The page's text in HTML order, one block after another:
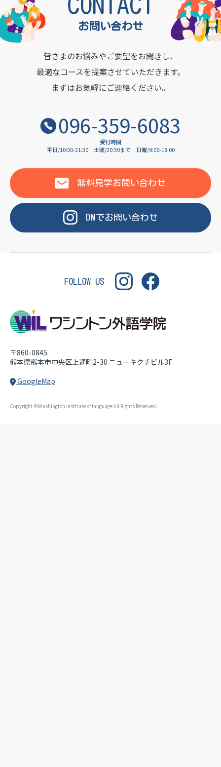
WASHINGTON
お問い合わせ
CONTACT
皆さまのお悩みやご要望をお聞きし、
最適なコースを提案させていただきます。
まずはお気軽にご連絡ください。
096-359-6083
受付時間
平日/10:00-21:30
土曜/20:30まで 日曜/9:00-18:00
無料見学お問い合わせ
DMでお問い合わせ
FOLLOW US
〒860-0845
熊本県熊本市中央区上通町2-30 ニューキクチビル3F
GoogleMap
Copyright ©Washington institute of language All Rights Reserved.